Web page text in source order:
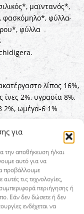
για
την αποθήκευση ή/και
αυτό για να
προβάλλουμε
τις τεχνολογίες,
περιήγησης ή
Εάν δεν δώσετε ή δεν
ενδέχεται να
μαϊντανός*,
φασκόμηλο*, φύλλα
φύλλα
λίπος 16%,
2%, υγρασία 8%,
2%, ωμέγα-6 1%
θειικός
ψευδαργύρου)
10,0 mg, Ιώδιο
0,7 mg, Βιοτίνη